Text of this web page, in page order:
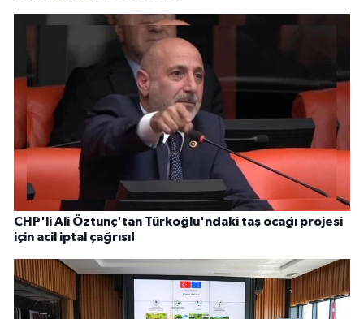
CHP'li Ali Öztunç'tan Türkoğlu'ndaki taş ocağı projesi
için acil iptal çağrısı!